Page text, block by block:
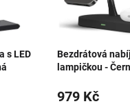
s LED
Bezdrátová
lampičkou -
979 Kč